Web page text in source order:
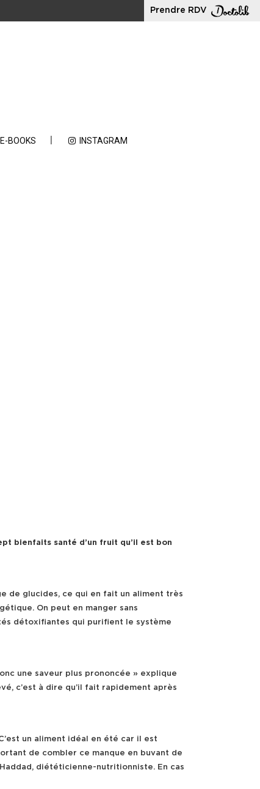
Prendre RDV
BOOKS INSTAGRAM
bienfaits santé d’un fruit qu’il est bon
de glucides, ce qui en fait un aliment très
On peut en manger sans
détoxifiantes qui purifient le système
une saveur plus prononcée » explique
c’est à dire qu’il fait rapidement après
un aliment idéal en été car il est
de combler ce manque en buvant de
diététicienne-nutritionniste. En cas